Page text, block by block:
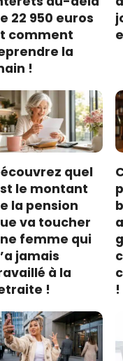
22 950 euros
comment
la
!
quel
le montant
la pension
va toucher
femme qui
jamais
à la
!
!